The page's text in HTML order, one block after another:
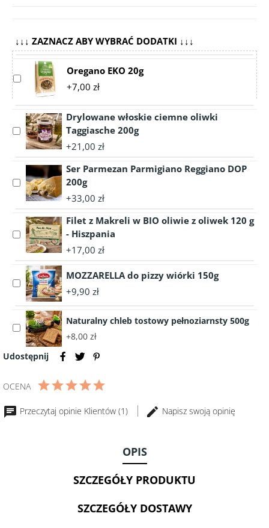
↓↓↓ ZAZNACZ ABY WYBRAĆ DODATKI ↓↓↓
Select
accessory
EKO
20g
Oregano EKO 20g
+7,00 zł
Select
accessory
włoskie
ciemne
oliwki
200g
Drylowane włoskie ciemne oliwki
Taggiasche 200g
+21,00 zł
Select
accessory
Parmezan
Parmigiano
Reggiano
200g
Ser Parmezan Parmigiano Reggiano DOP
200g
+33,00 zł
Select
accessory
Makreli
w
BIO
oliwie
oliwek
120
-
Filet z Makreli w BIO oliwie z oliwek 120 g
- Hiszpania
+17,00 zł
Select
accessory
MOZZARELLA
do
pizzy
wiórki
150g
MOZZARELLA do pizzy wiórki 150g
+9,90 zł
Select
accessory
Naturalny
tostowy
pełnoziarnsty
Naturalny chleb tostowy pełnoziarnsty 500g
+8,00 zł
Udostępnij
OCENA
Przeczytaj opinie Klientów (1) Napisz swoją opinię
OPIS
SZCZEGÓŁY PRODUKTU
SZCZEGÓŁY DOSTAWY